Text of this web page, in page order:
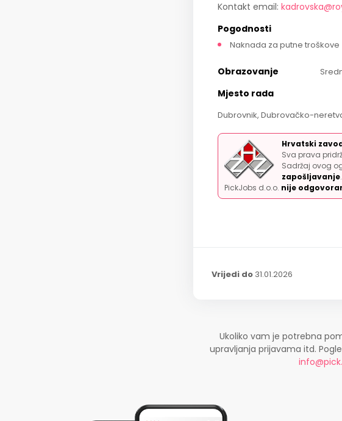
Kontakt email:
Pogodnosti
Naknada za putne troškove
Obrazovanje
Mjesto rada
Dubrovnik, Dubrovačko-
Hrvatski
Sva prava
Sadržaj ovog
zapošljavanje.
PickJobs d.o.o. nije
Vrijedi do 31.01.2026
Ukoliko vam je potrebna
upravljanja prijavama itd.